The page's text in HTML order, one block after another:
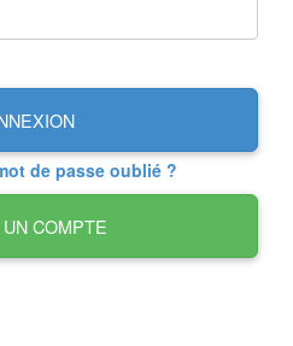
de passe oublié ?
COMPTE